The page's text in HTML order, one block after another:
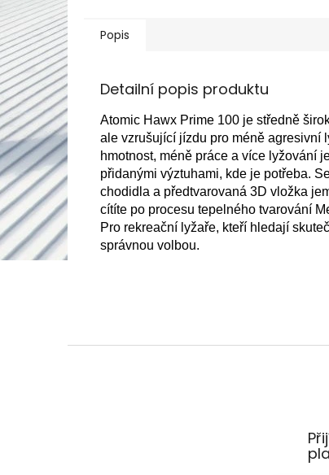
Popis
Detailní popis produktu
Atomic Hawx Prime 100 je středně
ale vzrušující jízdu pro méně agresivní
hmotnost, méně práce a více lyžování
přidanými výztuhami, kde je potřeba.
chodidla a předtvarovaná 3D vložka
cítíte po procesu tepelného tvarování
Pro rekreační lyžaře, kteří hledají
správnou volbou.